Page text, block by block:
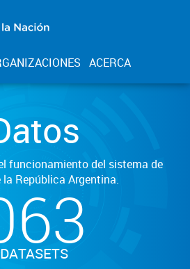
ACERCA
funcionamiento del sistema de
República Argentina.
DATASETS